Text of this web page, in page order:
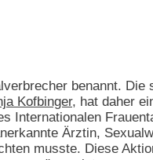
benannt.
Kofbinger, hat daher
Internationalen
Ärztin,
musste. Diese